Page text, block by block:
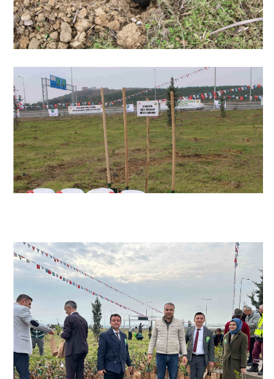
KADEME (OTO BAKIM VE ARAÇ SEVK ) BİRİMİ
FIRIN
DEMİR VE İNŞAAT ATÖLYESİ
GENEL MUTFAK VE ÇAMAŞIRHANE
SAĞLIK OCAĞI
BİLGİLENDİRME
ZİYARET BİLGİLENDİRME
EMANET PARA
EMANET EŞYA
HABERLER